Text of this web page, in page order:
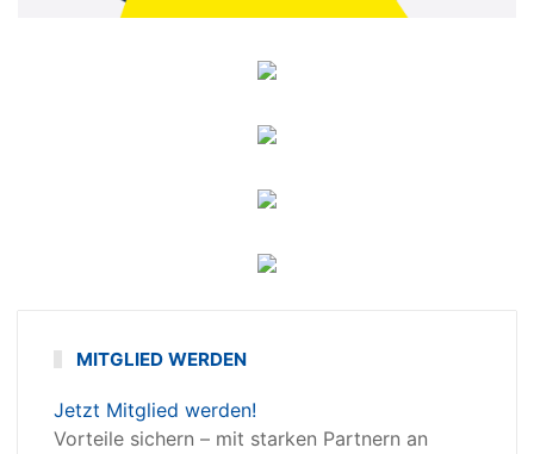
MITGLIED WERDEN
Jetzt Mitglied werden!
Vorteile sichern – mit starken Partnern an